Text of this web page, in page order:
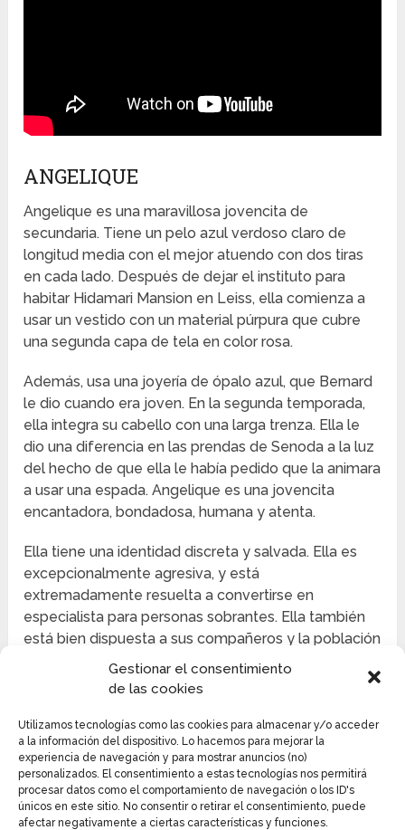
Gestionar el consentimiento
de las cookies
Utilizamos tecnologías como las cookies para almacenar y/o acceder
a la información del dispositivo. Lo hacemos para mejorar la
experiencia de navegación y para mostrar anuncios (no)
personalizados. El consentimiento a estas tecnologías nos permitirá
procesar datos como el comportamiento de navegación o los ID's
únicos en este sitio. No consentir o retirar el consentimiento, puede
afectar negativamente a ciertas características y funciones.
ANGELIQUE
Angelique es una maravillosa jovencita de
secundaria. Tiene un pelo azul verdoso claro de
longitud media con el mejor atuendo con dos tiras
en cada lado. Después de dejar el instituto para
habitar Hidamari Mansion en Leiss, ella comienza a
usar un vestido con un material púrpura que cubre
una segunda capa de tela en color rosa.
Además, usa una joyería de ópalo azul, que Bernard
le dio cuando era joven. En la segunda temporada,
ella integra su cabello con una larga trenza. Ella le
dio una diferencia en las prendas de Senoda a la luz
del hecho de que ella le había pedido que la animara
a usar una espada. Angelique es una jovencita
encantadora, bondadosa, humana y atenta.
Ella tiene una identidad discreta y salvada. Ella es
excepcionalmente agresiva, y está
extremadamente resuelta a convertirse en
especialista para personas sobrantes. Ella también
está bien dispuesta a sus compañeros y la población
general de Arcadia. Cuando era niña, Thanatos
asaltó su pueblo y perdió a sus dos hijos.
Esto la impulsó y energizó más que nada para
buscar su aspiración de ser especialista cuando
creció, ya que necesita ayudar a otras personas y
salvar vidas. Angelique era una dama joven típica
que contemplaba en Melrose Girls Academy. Multi